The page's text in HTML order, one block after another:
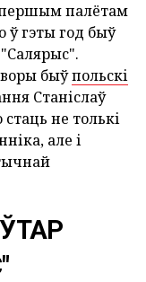
першым палётам
ў гэты год быў
быўпольскі
Станіслаў
не толькі
але і